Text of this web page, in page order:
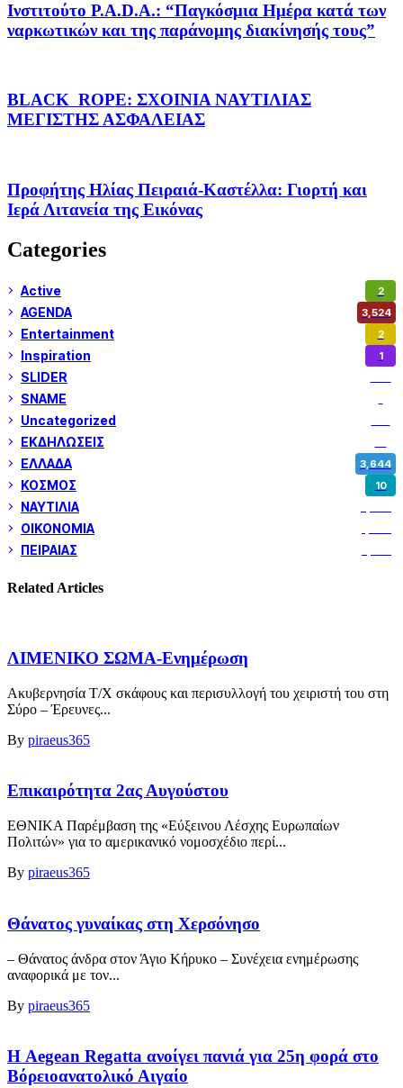
Ινστιτούτο P.A.D.A.: “Παγκόσμια Ημέρα κατά των
ναρκωτικών και της παράνομης διακίνησής τους”
BLACK ROPE: ΣΧΟΙΝΙΑ ΝΑΥΤΙΛΙΑΣ
ΜΕΓΙΣΤΗΣ ΑΣΦΑΛΕΙΑΣ
Προφήτης Ηλίας Πειραιά-Καστέλλα: Γιορτή και
Ιερά Λιτανεία της Εικόνας
Categories
Active 2
AGENDA 3,524
Entertainment 2
Inspiration 1
SLIDER
SNAME
Uncategorized
ΕΚΔΗΛΩΣΕΙΣ
ΕΛΛΑΔΑ 3,644
ΚΟΣΜΟΣ 10
ΝΑΥΤΙΛΙΑ
ΟΙΚΟΝΟΜΙΑ
ΠΕΙΡΑΙΑΣ
Related Articles
ΛΙΜΕΝΙΚΟ ΣΩΜΑ-Ενημέρωση
Ακυβερνησία Τ/Χ σκάφους και περισυλλογή του χειριστή του στη
Σύρο – Έρευνες...
By piraeus365
Επικαιρότητα 2ας Αυγούστου
ΕΘΝΙΚΑ Παρέμβαση της «Εύξεινου Λέσχης Ευρωπαίων
Πολιτών» για το αμερικανικό νομοσχέδιο περί...
By piraeus365
Θάνατος γυναίκας στη Χερσόνησο
– Θάνατος άνδρα στον Άγιο Κήρυκο – Συνέχεια ενημέρωσης
αναφορικά με τον...
By piraeus365
Η Aegean Regatta ανοίγει πανιά για 25η φορά στο
Βόρειοανατολικό Αιγαίο